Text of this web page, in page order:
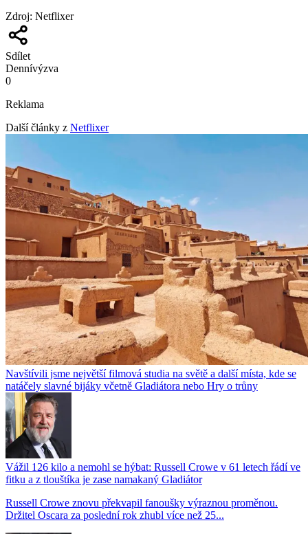
Zdroj: Netflixer
Sdílet
Dennívýzva
0
Reklama
Další články z Netflixer
Navštívili jsme největší filmová studia na světě a další místa, kde se
natáčely slavné bijáky včetně Gladiátora nebo Hry o trůny
Vážil 126 kilo a nemohl se hýbat: Russell Crowe v 61 letech řádí ve
fitku a z tlouštíka je zase namakaný Gladiátor
Russell Crowe znovu překvapil fanoušky výraznou proměnou.
Držitel Oscara za poslední rok zhubl více než 25...